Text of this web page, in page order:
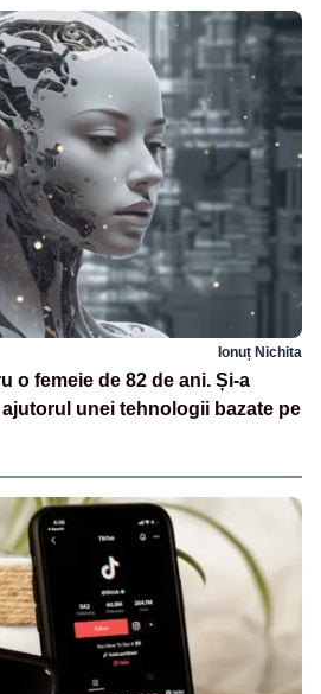
Ionuț Nichita
o femeie de 82 de ani. Și-a
unei tehnologii bazate pe